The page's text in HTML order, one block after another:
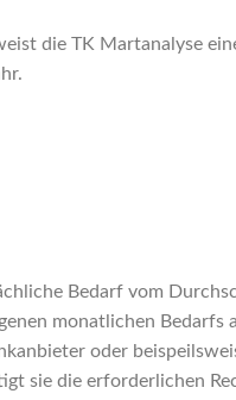
die TK Martanalyse
Bedarf vom
monatlichen
oder
sie die erforderlichen